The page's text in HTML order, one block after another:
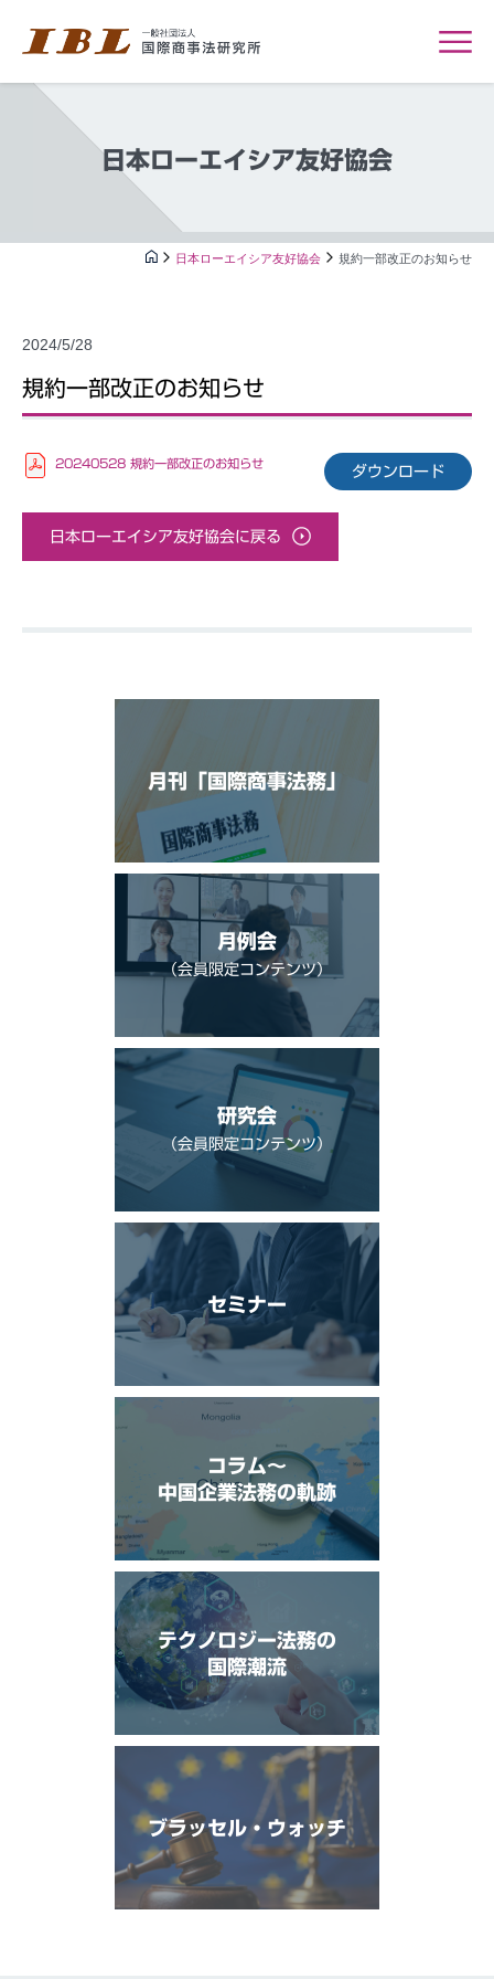
日本ローエイシア友好協会
日本ローエイシア友好協会 規約一部改正のお知らせ
2024/5/28
規約一部改正のお知らせ
20240528 規約一部改正のお知らせ
ダウンロード
日本ローエイシア友好協会に戻る
月刊「国際商事法務」
月例会
（会員限定コンテンツ）
研究会
（会員限定コンテンツ）
セミナー
コラム〜
中国企業法務の軌跡
テクノロジー法務の
国際潮流
ブラッセル・ウォッチ